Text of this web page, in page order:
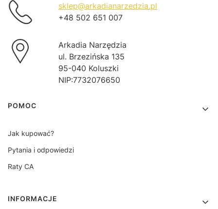
sklep@arkadianarzedzia.pl
+48 502 651 007
Arkadia Narzędzia
ul. Brzezińska 135
95-040 Koluszki
NIP:7732076650
Linki w stopce
POMOC
Jak kupować?
Pytania i odpowiedzi
Raty CA
INFORMACJE